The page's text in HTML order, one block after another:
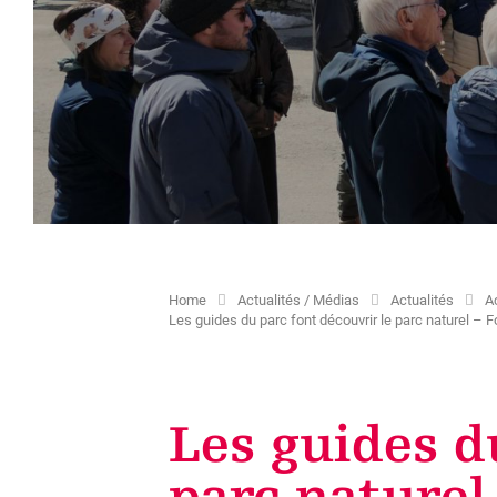
Enfants et loisirs
Missions de volontariat
Culture / paysage culturel
Sites et chapelles
Voies de communication
historiques
Projets
Propriétaires de résidences
secondaires
Appartements de vacances
Taxes touristiques
Création d'une carte d'hôte
Autres services disponibles
Shared
Home Actualités / Médias Actualités
Les guides du parc font découvrir le parc naturel –
Les guides